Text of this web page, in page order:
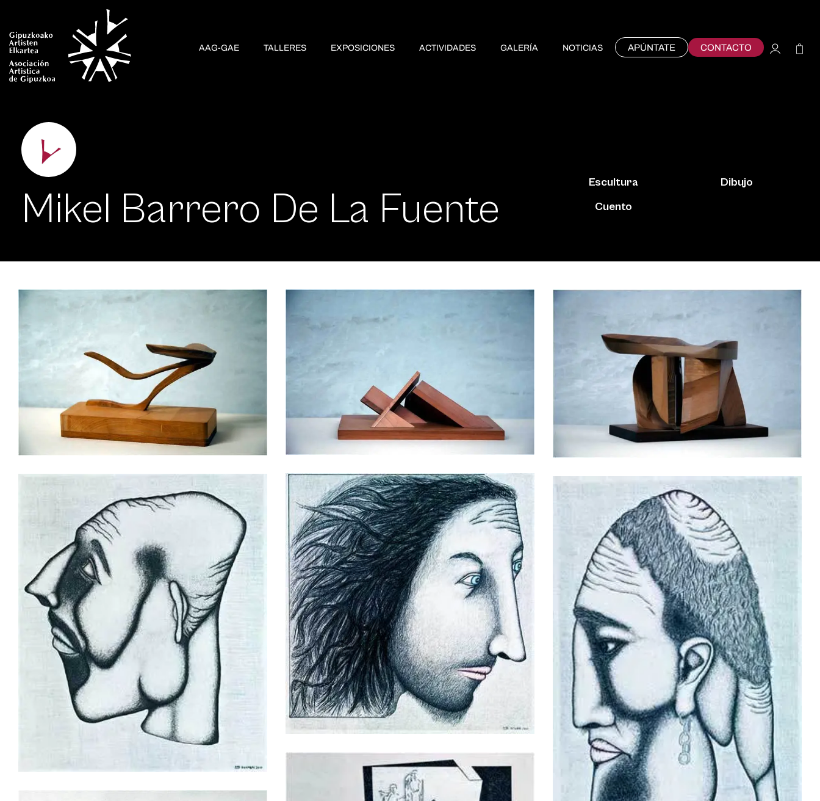
AAG-GAE TALLERES EXPOSICIONES ACTIVIDADES GALERÍA NOTICIAS APÚNTATE CONTACTO
Mikel Barrero De La Fuente
Escultura
Dibujo
Cuento